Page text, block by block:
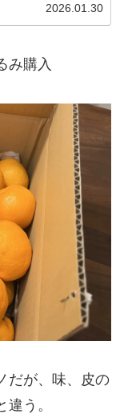
2026.01.30
み購入
だが、味、皮の
う。